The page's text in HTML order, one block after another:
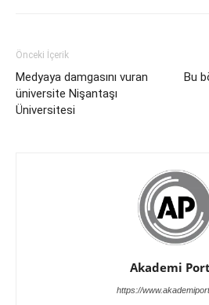
Önceki İçerik
Medyaya damgasını vuran
üniversite Nişantaşı
Üniversitesi
Bu
Akademi
https://